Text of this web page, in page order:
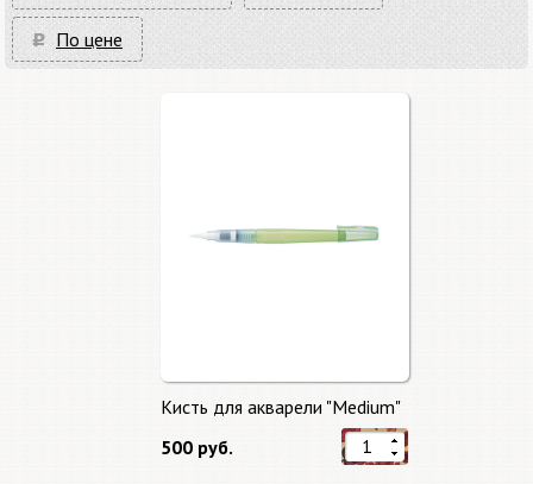
По цене
Кисть для акварели "Medium"
500 руб.